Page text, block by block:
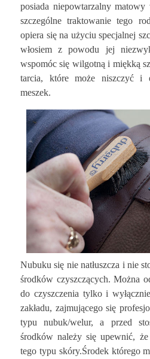
posiada niepowtarzalny
szczególne traktowanie tego
opiera się na użyciu specjalnej
włosiem z powodu jej
wspomóc się wilgotną i miękką
tarcia, które może niszczyć i
meszek.
Nubuku się nie natłuszcza i nie
środków czyszczących. Można
do czyszczenia tylko i
zakładu, zajmującego się
typu nubuk/welur, a przed
środków należy się upewnić,
tego typu skóry.Środek którego